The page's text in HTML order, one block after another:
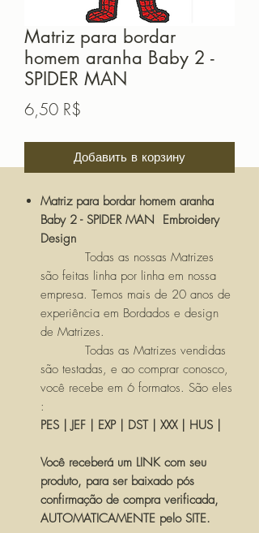
Matriz para bordar
homem aranha Baby 2 -
SPIDER MAN
6,50 R$
Добавить в корзину
Matriz para bordar homem aranha
Baby 2 - SPIDER MAN Embroidery
Design
Todas as nossas Matrizes
são feitas linha por linha em nossa
empresa. Temos mais de 20 anos de
experiência em Bordados e design
de Matrizes.
Todas as Matrizes vendidas
são testadas, e ao comprar conosco,
você recebe em 6 formatos. São eles
:
PES | JEF | EXP | DST | XXX | HUS |
Você receberá um LINK com seu
produto, para ser baixado pós
confirmação de compra verificada,
AUTOMATICAMENTE pelo SITE.